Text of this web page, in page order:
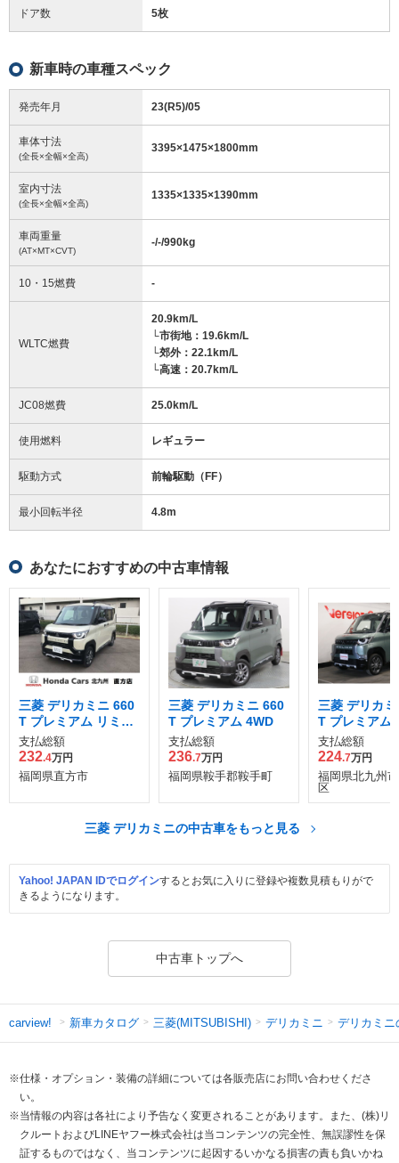
ドア数 5枚
新車時の車種スペック
発売年月 23(R5)/05
車体寸法
(全長×全幅×全高)
3395×1475×1800mm
室内寸法
(全長×全幅×全高)
1335×1335×1390mm
車両重量
(AT×MT×CVT)
-/-/990kg
10・15燃費 -
WLTC燃費
20.9km/L
└市街地：19.6km/L
└郊外：22.1km/L
└高速：20.7km/L
JC08燃費 25.0km/L
使用燃料 レギュラー
駆動方式 前輪駆動（FF）
最小回転半径 4.8m
あなたにおすすめの中古車情報
三菱 デリカミニ 660
T プレミアム リミテ
ッド エディション 4
WD
支払総額
232.4万円
福岡県直方市
三菱 デリカミニ 660
T プレミアム 4WD
支払総額
236.7万円
福岡県鞍手郡鞍手町
三菱 デリカ
T プレミアム
支払総額
224.7万円
福岡県北九州
区
三菱 デリカミニの中古車をもっと見る
Yahoo! JAPAN IDでログインするとお気に入りに登録や複数見積もりがで
きるようになります。
中古車トップへ
carview! 新車カタログ 三菱(MITSUBISHI) デリカミニ デリカミニ
※仕様・オプション・装備の詳細については各販売店にお問い合わせくださ
い。
※当情報の内容は各社により予告なく変更されることがあります。また、(株)リ
クルートおよびLINEヤフー株式会社は当コンテンツの完全性、無誤謬性を保
証するものではなく、当コンテンツに起因するいかなる損害の責も負いかね